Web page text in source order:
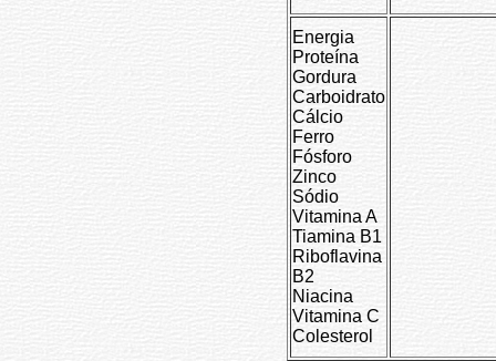
Energia
Proteína
Gordura
Carboidrato
Cálcio
Ferro
Fósforo
Zinco
Sódio
Vitamina A
Tiamina B1
Riboflavina
B2
Niacina
Vitamina C
Colesterol